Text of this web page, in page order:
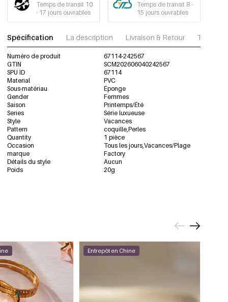
Temps de transit 10
- 17 jours ouvrables
Temps de transit 8 -
15 jours ouvrables
Spécification La description Livraison & Retour
Numéro de produit
67114-242567
GTIN
SCM202606040242567
SPU ID
67114
Material
PVC
Sous-matériau
Éponge
Gender
Femmes
Saison
Printemps/Été
Series
Série luxueuse
Style
Vacances
Pattern
coquille,Perles
Quantity
1 pièce
Occasion
Tous les jours,Vacances/Plage
marque
Factory
Détails du style
Aucun
Poids
20g
Entrepôt en Chine